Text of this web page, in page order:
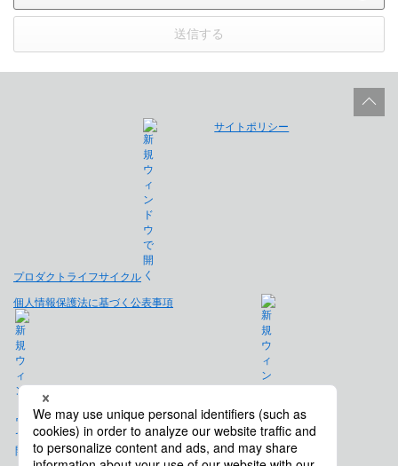
送信する
プロダクトライフサイクル
サイトポリシー
個人情報保護法に基づく公表事項
免責事項